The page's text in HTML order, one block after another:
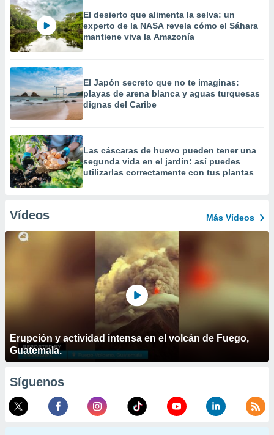
El desierto que alimenta la selva: un
experto de la NASA revela cómo el Sáhara
mantiene viva la Amazonía
El Japón secreto que no te imaginas:
playas de arena blanca y aguas turquesas
dignas del Caribe
Las cáscaras de huevo pueden tener una
segunda vida en el jardín: así puedes
utilizarlas correctamente con tus plantas
Vídeos Más Vídeos
Erupción y actividad intensa en el volcán de Fuego,
Guatemala.
Síguenos